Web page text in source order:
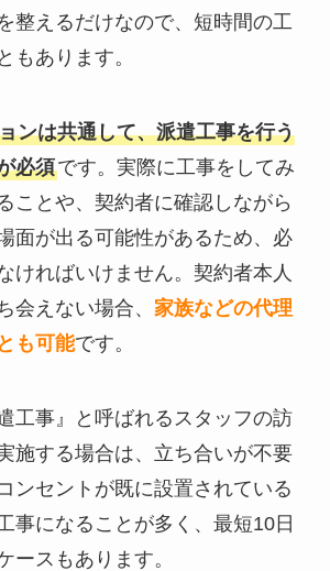
整えるだけなので、短時間の工
もあります。
ンは共通して、派遣工事を行う
必須です。実際に工事をしてみ
ことや、契約者に確認しながら
面が出る可能性があるため、必
ければいけません。契約者本人
会えない場合、 家族などの代理
も可能です。
工事』と呼ばれるスタッフの訪
施する場合は、立ち合いが不要
ンセントが既に設置されている
事になることが多く、最短10日
ースもあります。